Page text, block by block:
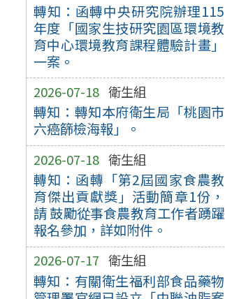
轉知：函轉中央研究院辦理115
年度「國家生技研究園區環境教
育中心環境教育課程體驗計畫」
一案。
2026-07-18 衛生組
轉知：轉知本府衛生局「桃園市
六癌篩檢海報」。
2026-07-18 衛生組
轉知：函轉「第2屆國家食農教
育傑出貢獻獎」活動簡章1份，
請 鼓勵從事食農教育工作者踴躍
報名參加，詳如附件。
2026-07-17 衛生組
轉知：有關衛生福利部食品藥物